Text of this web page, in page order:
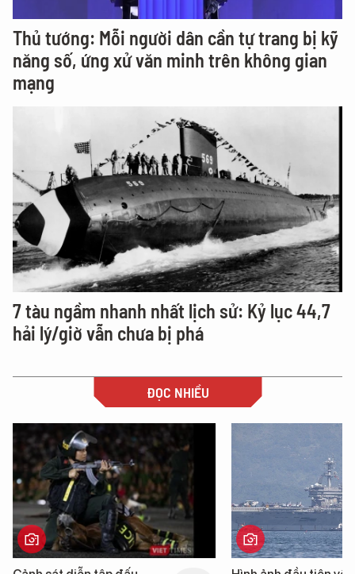
Thủ tướng: Mỗi người dân cần tự trang bị kỹ
năng số, ứng xử văn minh trên không gian
mạng
7 tàu ngầm nhanh nhất lịch sử: Kỷ lục 44,7
hải lý/giờ vẫn chưa bị phá
ĐỌC NHIỀU